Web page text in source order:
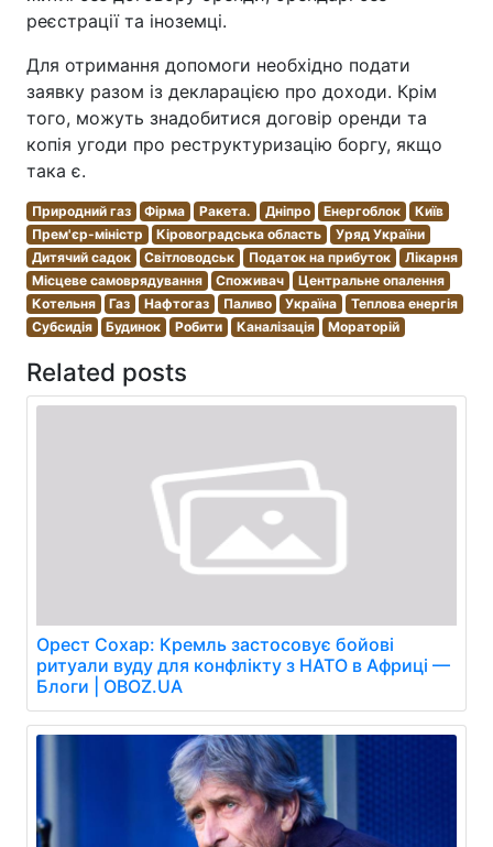
реєстрації та іноземці.
Для отримання допомоги необхідно подати
заявку разом із декларацією про доходи. Крім
того, можуть знадобитися договір оренди та
копія угоди про реструктуризацію боргу, якщо
така є.
Природний газ Фірма Ракета. Дніпро Енергоблок
Київ
Прем'єр-міністр
Кіровоградська область
Уряд України
Дитячий садок
Світловодськ Податок на прибуток
Лікарня
Місцеве самоврядування
Споживач
Центральне опалення
Котельня
Газ Нафтогаз Паливо Україна
Теплова енергія
Субсидія
Будинок Робити Каналізація Мораторій
Related posts
Орест Сохар: Кремль застосовує бойові
ритуали вуду для конфлікту з НАТО в Африці —
Блоги | OBOZ.UA